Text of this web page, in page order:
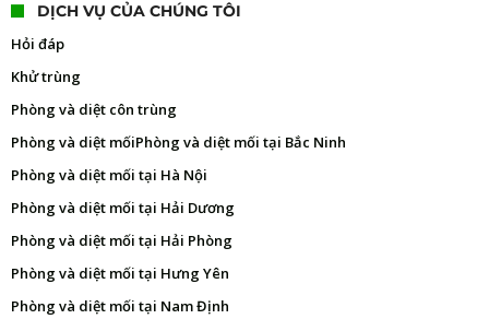
DỊCH VỤ CỦA CHÚNG TÔI
Hỏi đáp
Khử trùng
Phòng và diệt côn trùng
Phòng và diệt mốiPhòng và diệt mối tại Bắc Ninh
Phòng và diệt mối tại Hà Nội
Phòng và diệt mối tại Hải Dương
Phòng và diệt mối tại Hải Phòng
Phòng và diệt mối tại Hưng Yên
Phòng và diệt mối tại Nam Định